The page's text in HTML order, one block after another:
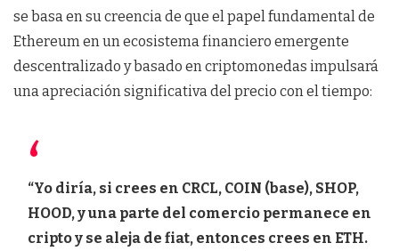
se basa en su creencia de que el papel fundamental de
Ethereum en un ecosistema financiero emergente
descentralizado y basado en criptomonedas impulsará
una apreciación significativa del precio con el tiempo:
“Yo diría, si crees en CRCL, COIN (base), SHOP,
HOOD, y una parte del comercio permanece en
cripto y se aleja de fiat, entonces crees en ETH.